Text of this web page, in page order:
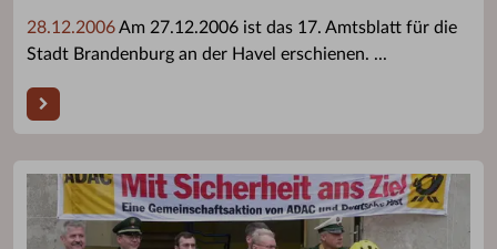
28.12.2006Am 27.12.2006 ist das 17. Amtsblatt für die
Stadt Brandenburg an der Havel erschienen. ...